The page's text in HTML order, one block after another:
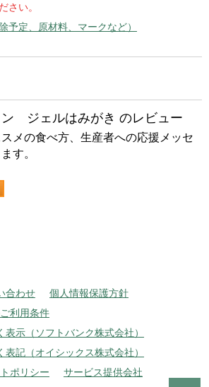
さい。
予定、原材料、マークなど）
ジェルはみがき のレビュー
メの食べ方、生産者への応援メッセ
す。
合わせ
個人情報保護方針
利用条件
示（ソフトバンク株式会社）
記（オイシックス株式会社）
ポリシー サービス提供会社